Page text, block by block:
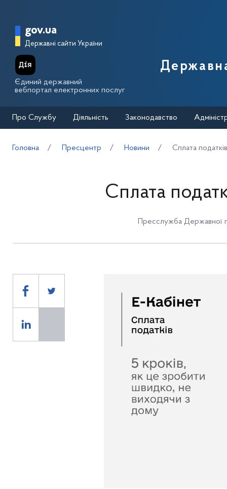
Головна сторінка Державної
gov.ua
Державні сайти України
Єдиний державний
вебпортал електронних послуг
Про Службу Діяльність Законодавство
Головна Пресцентр Новини Сплата
Сплата
Пресслужба Державної